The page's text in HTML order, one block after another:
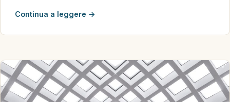
Continua a leggere →